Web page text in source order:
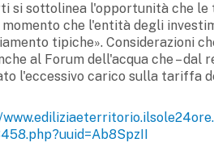
si sottolinea l'opportunità che
che l'entità degli
tipiche». Considerazioni
al Forum dell'acqua che –
l'eccessivo carico sulla tariffa